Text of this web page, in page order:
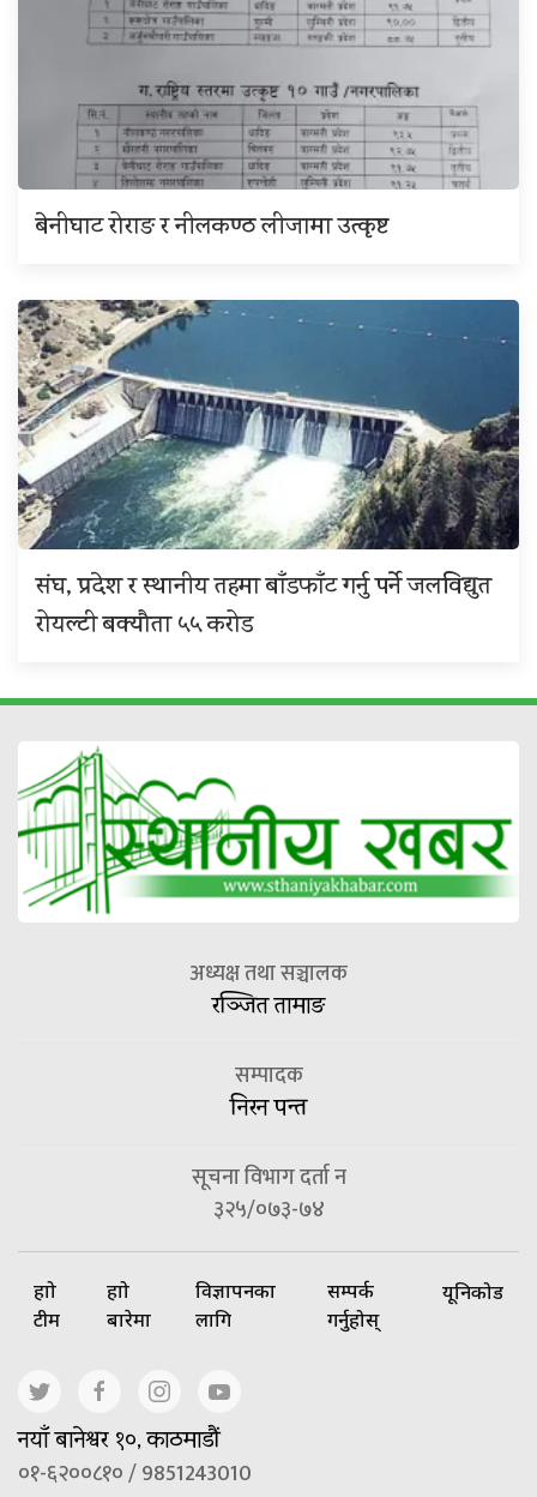
बेनीघाट रोराङ र नीलकण्ठ लीजामा उत्कृष्ट
संघ, प्रदेश र स्थानीय तहमा बाँडफाँट गर्नु पर्ने जलविद्युत
रोयल्टी बक्यौता ५५ करोड
अध्यक्ष तथा सञ्चालक
रञ्जित तामाङ
सम्पादक
निरन पन्त
सूचना विभाग दर्ता न
३२५/०७३-७४
हाम्रो
टीम
हाम्रो
बारेमा
विज्ञापनका
लागि
सम्पर्क
गर्नुहोस्
यूनिकोड
नयाँ बानेश्वर १०, काठमाडौं
०१-६२००८१० / 9851243010